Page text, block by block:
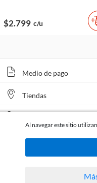
$2.799 c/u
Medio de pago
Tiendas
Todos los derechos reservados
Al navegar este sitio